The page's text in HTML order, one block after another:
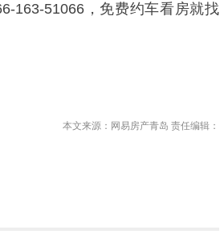
163-51066，免费约车看房就找
本文来源：网易房产青岛 责任编辑：